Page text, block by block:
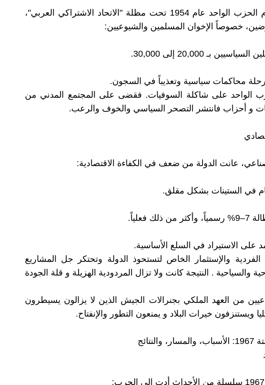
أنشأ ناصر نظام الحزب الواحد عام 1954 تحت مظلة "الاتحاد الاشتراكي العربي"،
خصوصاً الإخوان المسلمين والشيوعيين:
بـ 20,000 إلى 30,000.
محاكمات سياسية وتعذيباً في السجون.
الواحد على شاكلة السوفيات. فقضى على المجتمع المدني من
و أحزاب فانتشر التصحر السياسي والخوف والرعب.
عانت الدولة من ضعف في الكفاءة الاقتصادية:
في الستينات بشكل مقلق.
فعلياً.
على الاستيراد في السلع الأساسية.
الفردية والإستثمار الخاص لتستحوذ الدولة وتحتكر جل المشاريع
والسياحية . النتيجة كانت ولا تزال المردودية الهزيلة و قلة الجودة
من العهد الملكي بجنرالات الجيش الذين لا يزالون يسيطرون
ويستنزفون خيرات البلاد و يمنعون التطور والإنفتاح.